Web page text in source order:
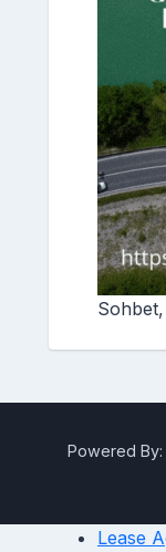
Powered By:
Lease